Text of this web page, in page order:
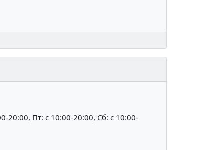
20:00, Пт: c 10:00-20:00, Сб: c 10:00-